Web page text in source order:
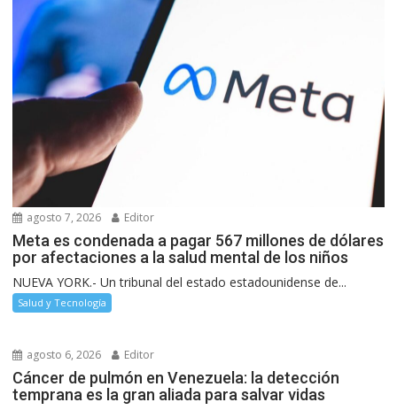
agosto 7, 2026 Editor
Meta es condenada a pagar 567 millones de dólares
por afectaciones a la salud mental de los niños
NUEVA YORK.- Un tribunal del estado estadounidense de...
Salud y Tecnología
agosto 6, 2026 Editor
Cáncer de pulmón en Venezuela: la detección
temprana es la gran aliada para salvar vidas